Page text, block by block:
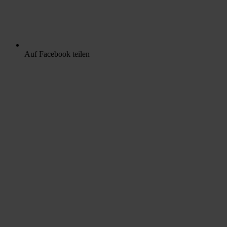
Auf Facebook teilen